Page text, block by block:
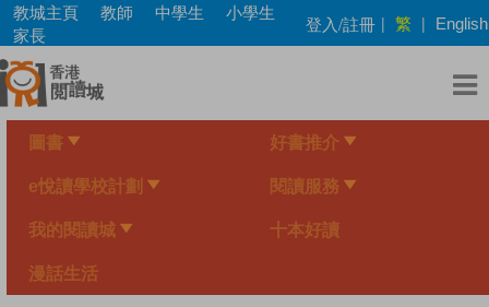
Skip
main
content
教城主頁 教師 中學生
小學生
家長
登入/註冊 | 繁 | English
圖書 好書推介
e悅讀學校計劃 閱讀服務
我的閱讀城 十本好讀
漫話生活